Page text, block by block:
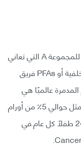
قادت التجارب التي كشفت عن مفاهيم جديدة للمجموعة A التي تعاني
من الورم البطاني العصبي في حفرة القحف الخلفية أو PFAs فريق
عالميًا هي
مجموعة فرعية من الأورام البطانية العصبية، تمثل حوالي 5٪ من أورام
الدماغ في مرحلة الطفولة وتؤثر على حوالي 240 طفلاً كل عام في